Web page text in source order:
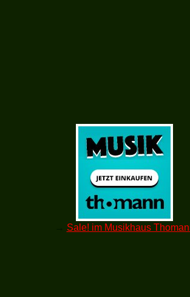
Sale! im Musikhaus